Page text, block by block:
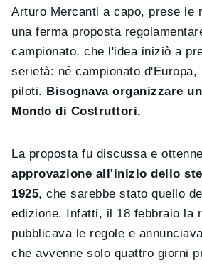
Arturo Mercanti a capo, prese le
una ferma proposta
campionato, che l'idea iniziò a
serietà: né campionato d'Europa,
piloti. Bisognava organizzare
Mondo di Costruttori.
La proposta fu discussa e
approvazione all'inizio dello
1925, che sarebbe stato quello
edizione. Infatti, il 18 febbraio la
pubblicava le regole e
che avvenne solo quattro giorni